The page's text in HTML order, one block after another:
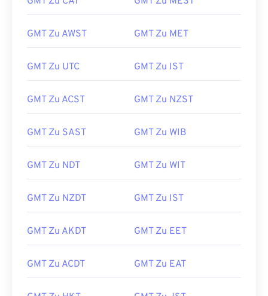
GMT Zu AWST GMT Zu MET
GMT Zu UTC GMT Zu IST
GMT Zu ACST GMT Zu NZST
GMT Zu SAST GMT Zu WIB
GMT Zu NDT GMT Zu WIT
GMT Zu NZDT GMT Zu IST
GMT Zu AKDT GMT Zu EET
GMT Zu ACDT GMT Zu EAT